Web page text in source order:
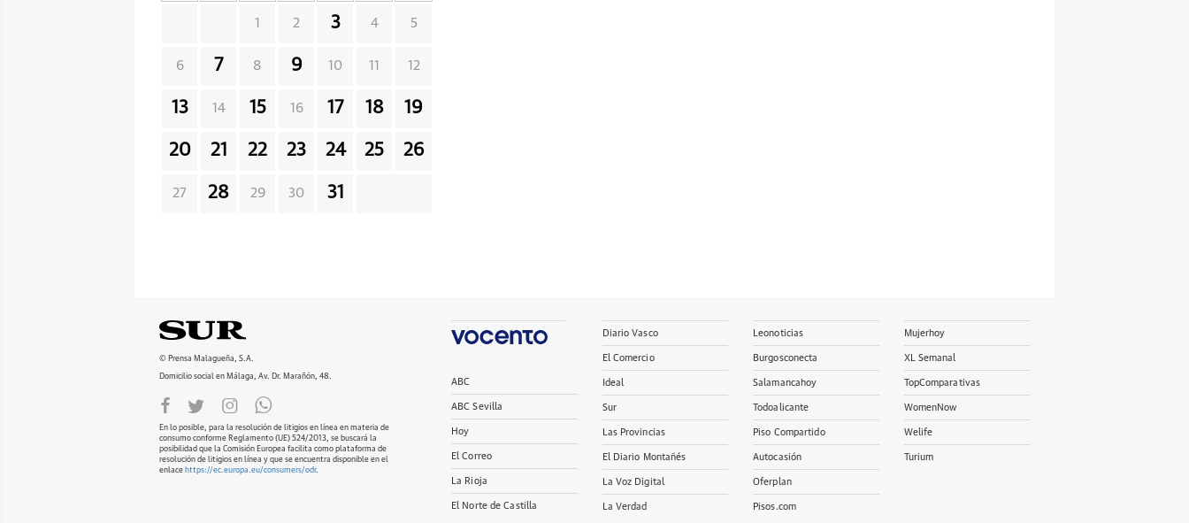
1 2 3 4 5
6 7 8 9 10 11 12
13 14 15 16 17 18 19
20 21 22 23 24 25 26
27 28 29 30 31
© Prensa Malagueña, S.A.
Domicilio social en Málaga, Av. Dr. Marañón, 48.
En lo posible, para la resolución de litigios en línea en materia de
consumo conforme Reglamento (UE) 524/2013, se buscará la
posibilidad que la Comisión Europea facilita como plataforma de
resolución de litigios en línea y que se encuentra disponible en el
enlace https://ec.europa.eu/consumers/odr.
ABC
ABC Sevilla
Hoy
El Correo
La Rioja
El Norte de Castilla
Diario Vasco
El Comercio
Ideal
Sur
Las Provincias
El Diario Montañés
La Voz Digital
La Verdad
Leonoticias
Burgosconecta
Salamancahoy
Todoalicante
Piso Compartido
Autocasión
Oferplan
Pisos.com
Mujerhoy
XL Semanal
TopComparativas
WomenNow
Welife
Turium